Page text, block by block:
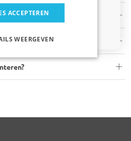
passen op mijn type
om deurladders zelf te
ACCEPTEREN
WEERGEVEN
Huisdier